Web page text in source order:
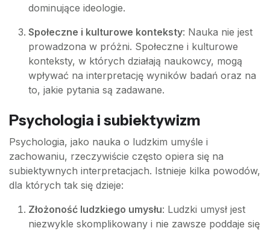
dominujące ideologie.
Społeczne i kulturowe konteksty: Nauka nie jest
prowadzona w próżni. Społeczne i kulturowe
konteksty, w których działają naukowcy, mogą
wpływać na interpretację wyników badań oraz na
to, jakie pytania są zadawane.
Psychologia i subiektywizm
Psychologia, jako nauka o ludzkim umyśle i
zachowaniu, rzeczywiście często opiera się na
subiektywnych interpretacjach. Istnieje kilka powodów,
dla których tak się dzieje:
Złożoność ludzkiego umysłu: Ludzki umysł jest
niezwykle skomplikowany i nie zawsze poddaje się